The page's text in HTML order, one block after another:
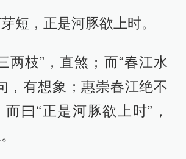
短，正是河豚欲上时。
两枝”，直煞；而“春江水
，有想象；惠崇春江绝不
曰“正是河豚欲上时”，